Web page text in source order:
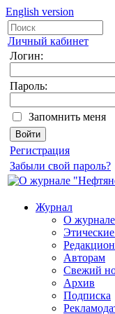
English version
Личный кабинет
Логин:
Пароль:
Запомнить меня
Регистрация
Забыли свой пароль?
Журнал
О журнале
Авторам
Свежий
Архив
Подписка